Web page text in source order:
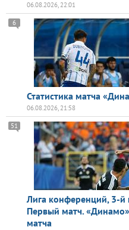
06.08.2026, 22:01
Статистика матча
6
06.08.2026, 21:58
Лига конференций, 3-
Первый матч.
матча
51